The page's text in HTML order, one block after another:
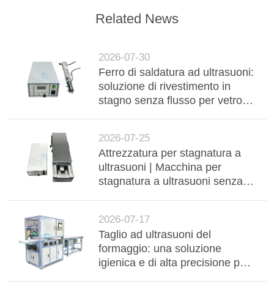
Related News
2026-07-30
Ferro di saldatura ad ultrasuoni:
soluzione di rivestimento in
stagno senza flusso per vetro
2026-07-25
Attrezzatura per stagnatura a
ultrasuoni | Macchina per
stagnatura a ultrasuoni senza
componenti elettronici
2026-07-17
Taglio ad ultrasuoni del
formaggio: una soluzione
igienica e di alta precisione per